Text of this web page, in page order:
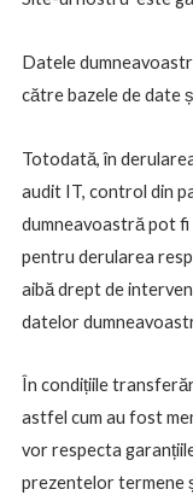
Datele
către bazele de date
Totodată, în
audit IT, control din
dumneavoastră pot
pentru derularea
aibă drept de
datelor
În condițiile
astfel cum au fost
vor respecta
prezentelor termene